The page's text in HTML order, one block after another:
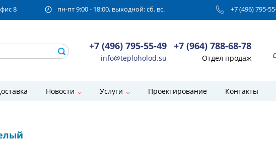
8 пн-пт 9:00 - 18:00, выходной: сб. вс. +7 (496) 795-
+7 (496) 795-55-49
info@teploholod.su
+7 (964) 788-68-78
Отдел продаж
Новости Услуги Проектирование Контакты